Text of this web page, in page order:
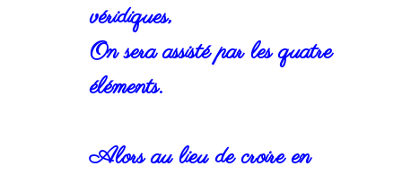
véridiques,
On sera assisté par les quatre
éléments.
Alors au lieu de croire en